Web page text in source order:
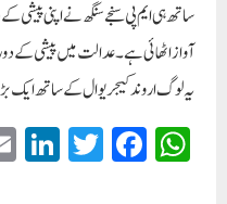
ساتھ ہی ایم پی سنجے سنگھ نے اپنی
آواز اٹھائی ہے۔ عدالت میں پیشی کے
یہ لوگ اروند کیجریوال کے ساتھ ایک
W
ha
Fa
ce
T
wi